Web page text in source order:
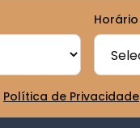
Horário
Política de Privacidade